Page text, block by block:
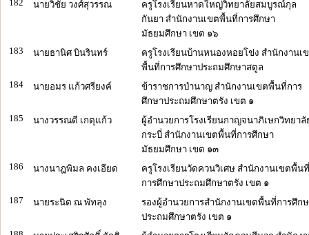
182
นายวิชัย วงศ์สุวรรณ
ครูโรงเรียนหาดใหญ่วิทยาลัยสมบูรณ์กุล
กันยา สำนักงานเขตพื้นที่การศึกษา
มัธยมศึกษา เขต ๑๖
183
นายธานิศ บินรินทร์
ครูโรงเรียนบ้านหนองหอยโข่ง สำนักงานเ
พื้นที่การศึกษาประถมศึกษาสตูล
184
นายอมร แก้วศรียงค์
ข้าราชการบำนาญ สำนักงานเขตพื้นที่การ
ศึกษาประถมศึกษาตรัง เขต ๑
185
นางวรรณดี เกตุแก้ว
ผู้อำนวยการโรงเรียนกาญจนาภิเษกวิทยาลั
กระบี่ สำนักงานเขตพื้นที่การศึกษา
มัธยมศึกษา เขต ๑๓
186
นางนาฎพิมล คงเอียด
ครูโรงเรียนวัดควนวิเศษ สำนักงานเขตพื้นที่
การศึกษาประถมศึกษาตรัง เขต ๑
187
นายระนิต ณ พัทลุง
รองผู้อำนวยการสำนักงานเขตพื้นที่การศึก
ประถมศึกษาตรัง เขต ๑